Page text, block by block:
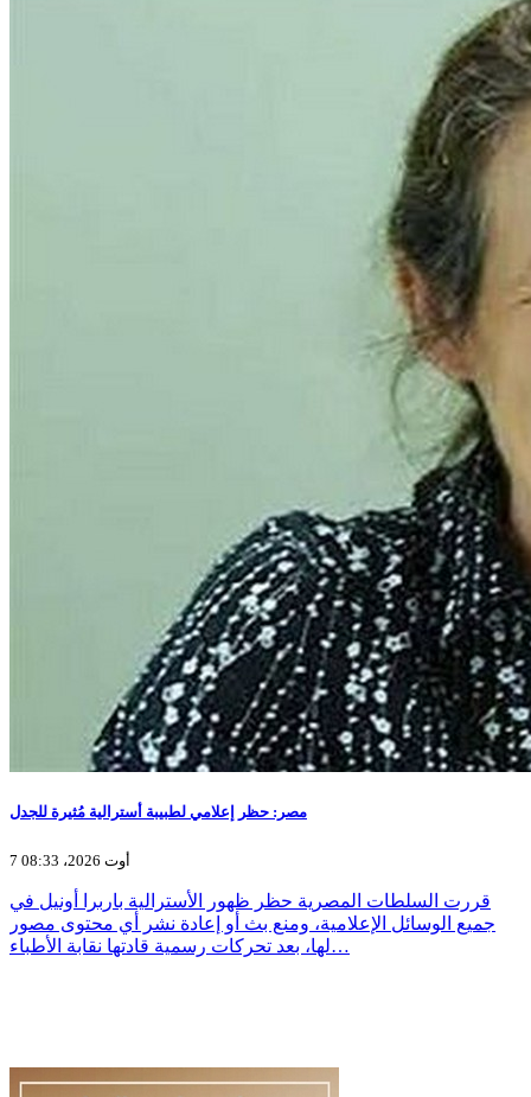
مصر: حظر إعلامي لطبيبة أسترالية مُثيرة للجدل
7 أوت 2026، 08:33
قررت السلطات المصرية حظر ظهور الأسترالية باربرا أونيل في
جميع الوسائل الإعلامية، ومنع بث أو إعادة نشر أي محتوى مصور
لها، بعد تحركات رسمية قادتها نقابة الأطباء…